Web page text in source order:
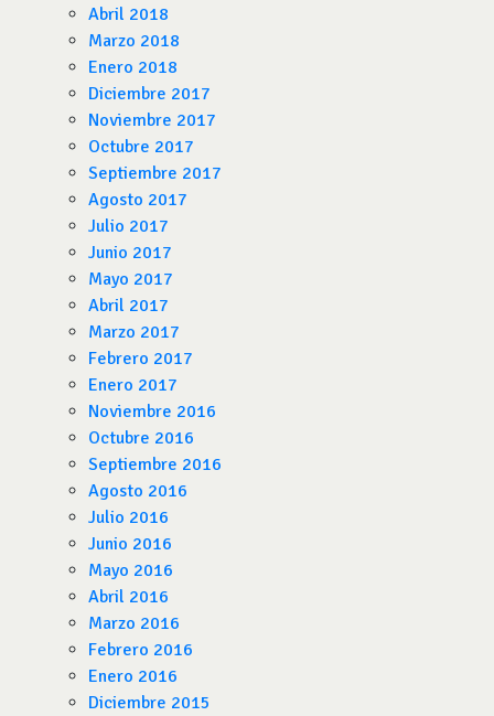
Abril 2018
Marzo 2018
Enero 2018
Diciembre 2017
Noviembre 2017
Octubre 2017
Septiembre 2017
Agosto 2017
Julio 2017
Junio 2017
Mayo 2017
Abril 2017
Marzo 2017
Febrero 2017
Enero 2017
Noviembre 2016
Octubre 2016
Septiembre 2016
Agosto 2016
Julio 2016
Junio 2016
Mayo 2016
Abril 2016
Marzo 2016
Febrero 2016
Enero 2016
Diciembre 2015